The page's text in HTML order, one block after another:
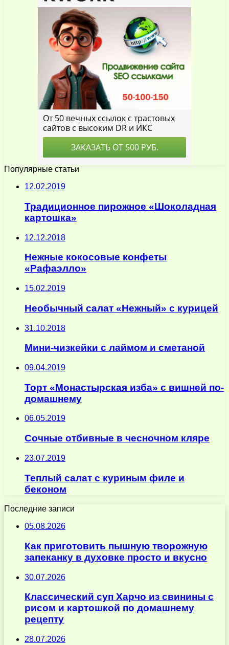
Популярные статьи
12.02.2019
Традиционное пирожное «Шоколадная
картошка»
12.12.2018
Нежные кокосовые конфеты
«Рафаэлло»
15.02.2019
Необычный салат «Нежный» с курицей
31.10.2018
Мини-чизкейки с лаймом и сметаной
09.04.2019
Торт «Монастырская изба» с вишней по-
домашнему
06.05.2019
Сочные отбивные в чесночном кляре
23.07.2019
Теплый салат с куриным филе и
беконом
Последние записи
05.08.2026
Как приготовить пышную творожную
запеканку в духовке просто и вкусно
30.07.2026
Классический суп Харчо из свинины с
рисом и картошкой по домашнему
рецепту
28.07.2026